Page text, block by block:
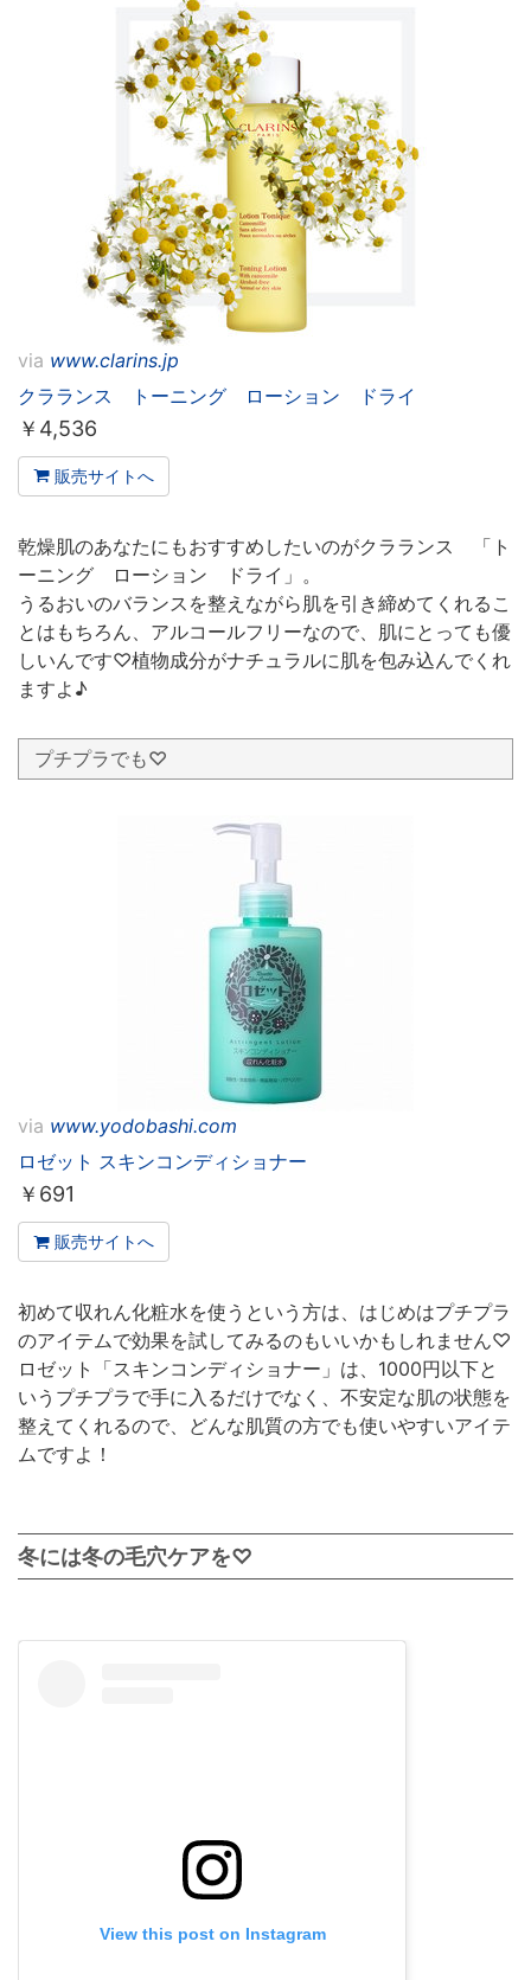
via www.clarins.jp
クラランス トーニング ローション ドライ
￥ 4,536
販売サイトへ
乾燥肌のあなたにもおすすめしたいのがクラランス 「ト
ーニング ローション ドライ」。
うるおいのバランスを整えながら肌を引き締めてくれるこ
とはもちろん、アルコールフリーなので、肌にとっても優
しいんです♡植物成分がナチュラルに肌を包み込んでくれ
ますよ♪
プチプラでも♡
via www.yodobashi.com
ロゼット スキンコンディショナー
￥ 691
販売サイトへ
初めて収れん化粧水を使うという方は、はじめはプチプラ
のアイテムで効果を試してみるのもいいかもしれません♡
ロゼット「スキンコンディショナー」は、1000円以下と
いうプチプラで手に入るだけでなく、不安定な肌の状態を
整えてくれるので、どんな肌質の方でも使いやすいアイテ
ムですよ！
冬には冬の毛穴ケアを♡
View this post on Instagram